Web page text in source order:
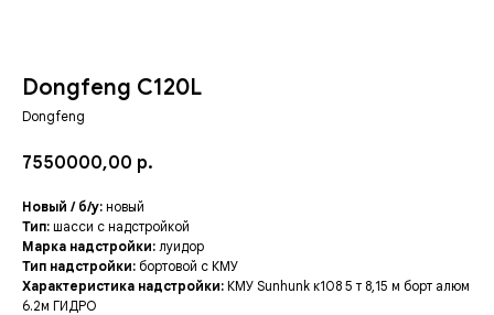
Dongfeng C120L
Dongfeng
7550000,00 р.
Новый / б/у: новый
Тип: шасси с надстройкой
Марка надстройки: луидор
Тип надстройки: бортовой с КМУ
Характеристика надстройки: КМУ Sunhunk к108 5 т 8,15 м борт алюм
6.2м ГИДРО